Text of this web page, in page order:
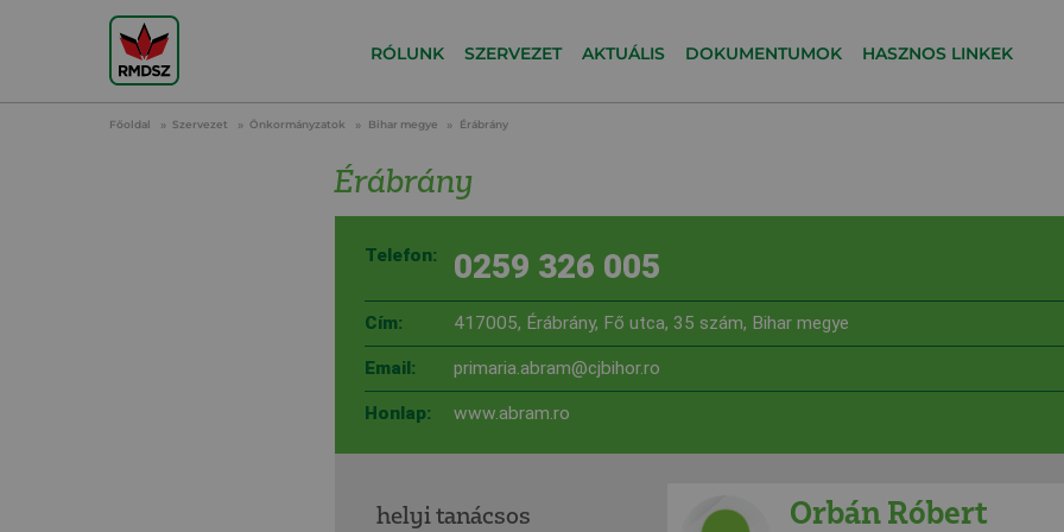
RÓLUNK SZERVEZET AKTUÁLIS DOKUMENTUMOK HASZNOS LINKEK
Főoldal Szervezet Önkormányzatok Bihar megye Érábrány
Érábrány
Telefon: 0259 326 005
Cím: 417005, Érábrány, Fő utca, 35 szám, Bihar megye
Email: primaria.abram@cjbihor.ro
Honlap: www.abram.ro
helyi tanácsos Orbán Róbert